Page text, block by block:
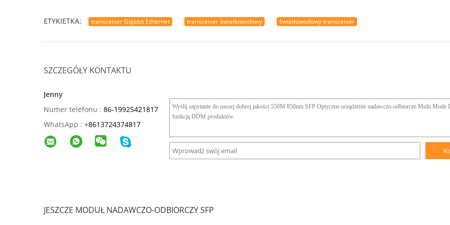
ETYKIETKA: transceiver Gigabit Ethernet transceiver światłowodowy światłowodowy transceiver
SZCZEGÓŁY KONTAKTU
Jenny
Numer telefonu : 86-19925421817
WhatsApp : +8613724374817
JESZCZE MODUŁ NADAWCZO-ODBIORCZY SFP